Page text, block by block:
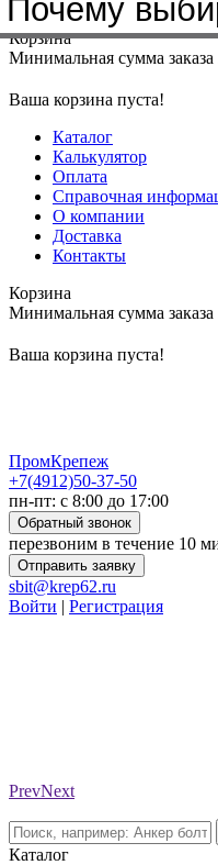
Меню+7(4912)50-37-50
Корзина
Минимальная сумма заказа
Ваша корзина пуста!
Каталог
Калькулятор
Оплата
Справочная
О компании
Доставка
Контакты
Корзина
Минимальная сумма заказа
Ваша корзина пуста!
ПромКрепеж
+7(4912)50-37-50
пн-пт: с 8:00 до 17:00
Обратный звонок
перезвоним в течение 10
Отправить заявку
sbit@krep62.ru
Войти | Регистрация
PrevNext
Каталог
Почему